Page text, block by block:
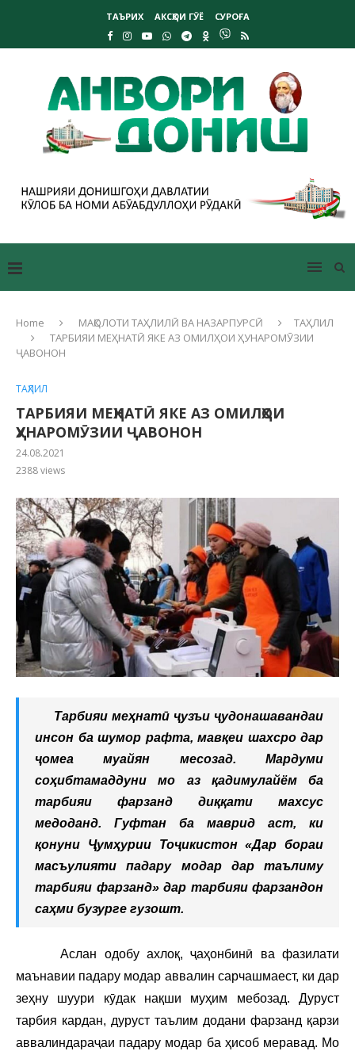
ТАЪРИХ АКСҲОИ ГӮЁ СУРОҒА
Home МАҚОЛОТИ ТАҲЛИЛӢ ВА НАЗАРПУРСӢ
ТАҲЛИЛ
ТАРБИЯИ МЕҲНАТӢ ЯКЕ АЗ ОМИЛҲОИ ҲУНАРОМӮЗИИ
ҶАВОНОН
ТАҲЛИЛ
ТАРБИЯИ МЕҲНАТӢ ЯКЕ АЗ ОМИЛҲОИ
ҲУНАРОМӮЗИИ ҶАВОНОН
24.08.2021
2388views
Тарбияи меҳнатӣ ҷузъи ҷудонашавандаи
инсон ба шумор рафта, мавқеи шахсро дар
ҷомеа муайян месозад. Мардуми
соҳибтамаддуни мо аз қадимулайём ба
тарбияи фарзанд диққати махсус
медоданд. Гуфтан ба маврид аст, ки
қонуни Ҷумҳурии Тоҷикистон «Дар бораи
масъулияти падару модар дар таълиму
тарбияи фарзанд» дар тарбияи фарзандон
саҳми бузурге гузошт.
Аслан одобу ахлоқ, ҷаҳонбинӣ ва фазилати
маънавии падару модар аввалин сарчашмаест, ки дар
зеҳну шуури кӯдак нақши муҳим мебозад. Дуруст
тарбия кардан, дуруст таълим додани фарзанд қарзи
аввалиндараҷаи падару модар ба ҳисоб меравад. Мо